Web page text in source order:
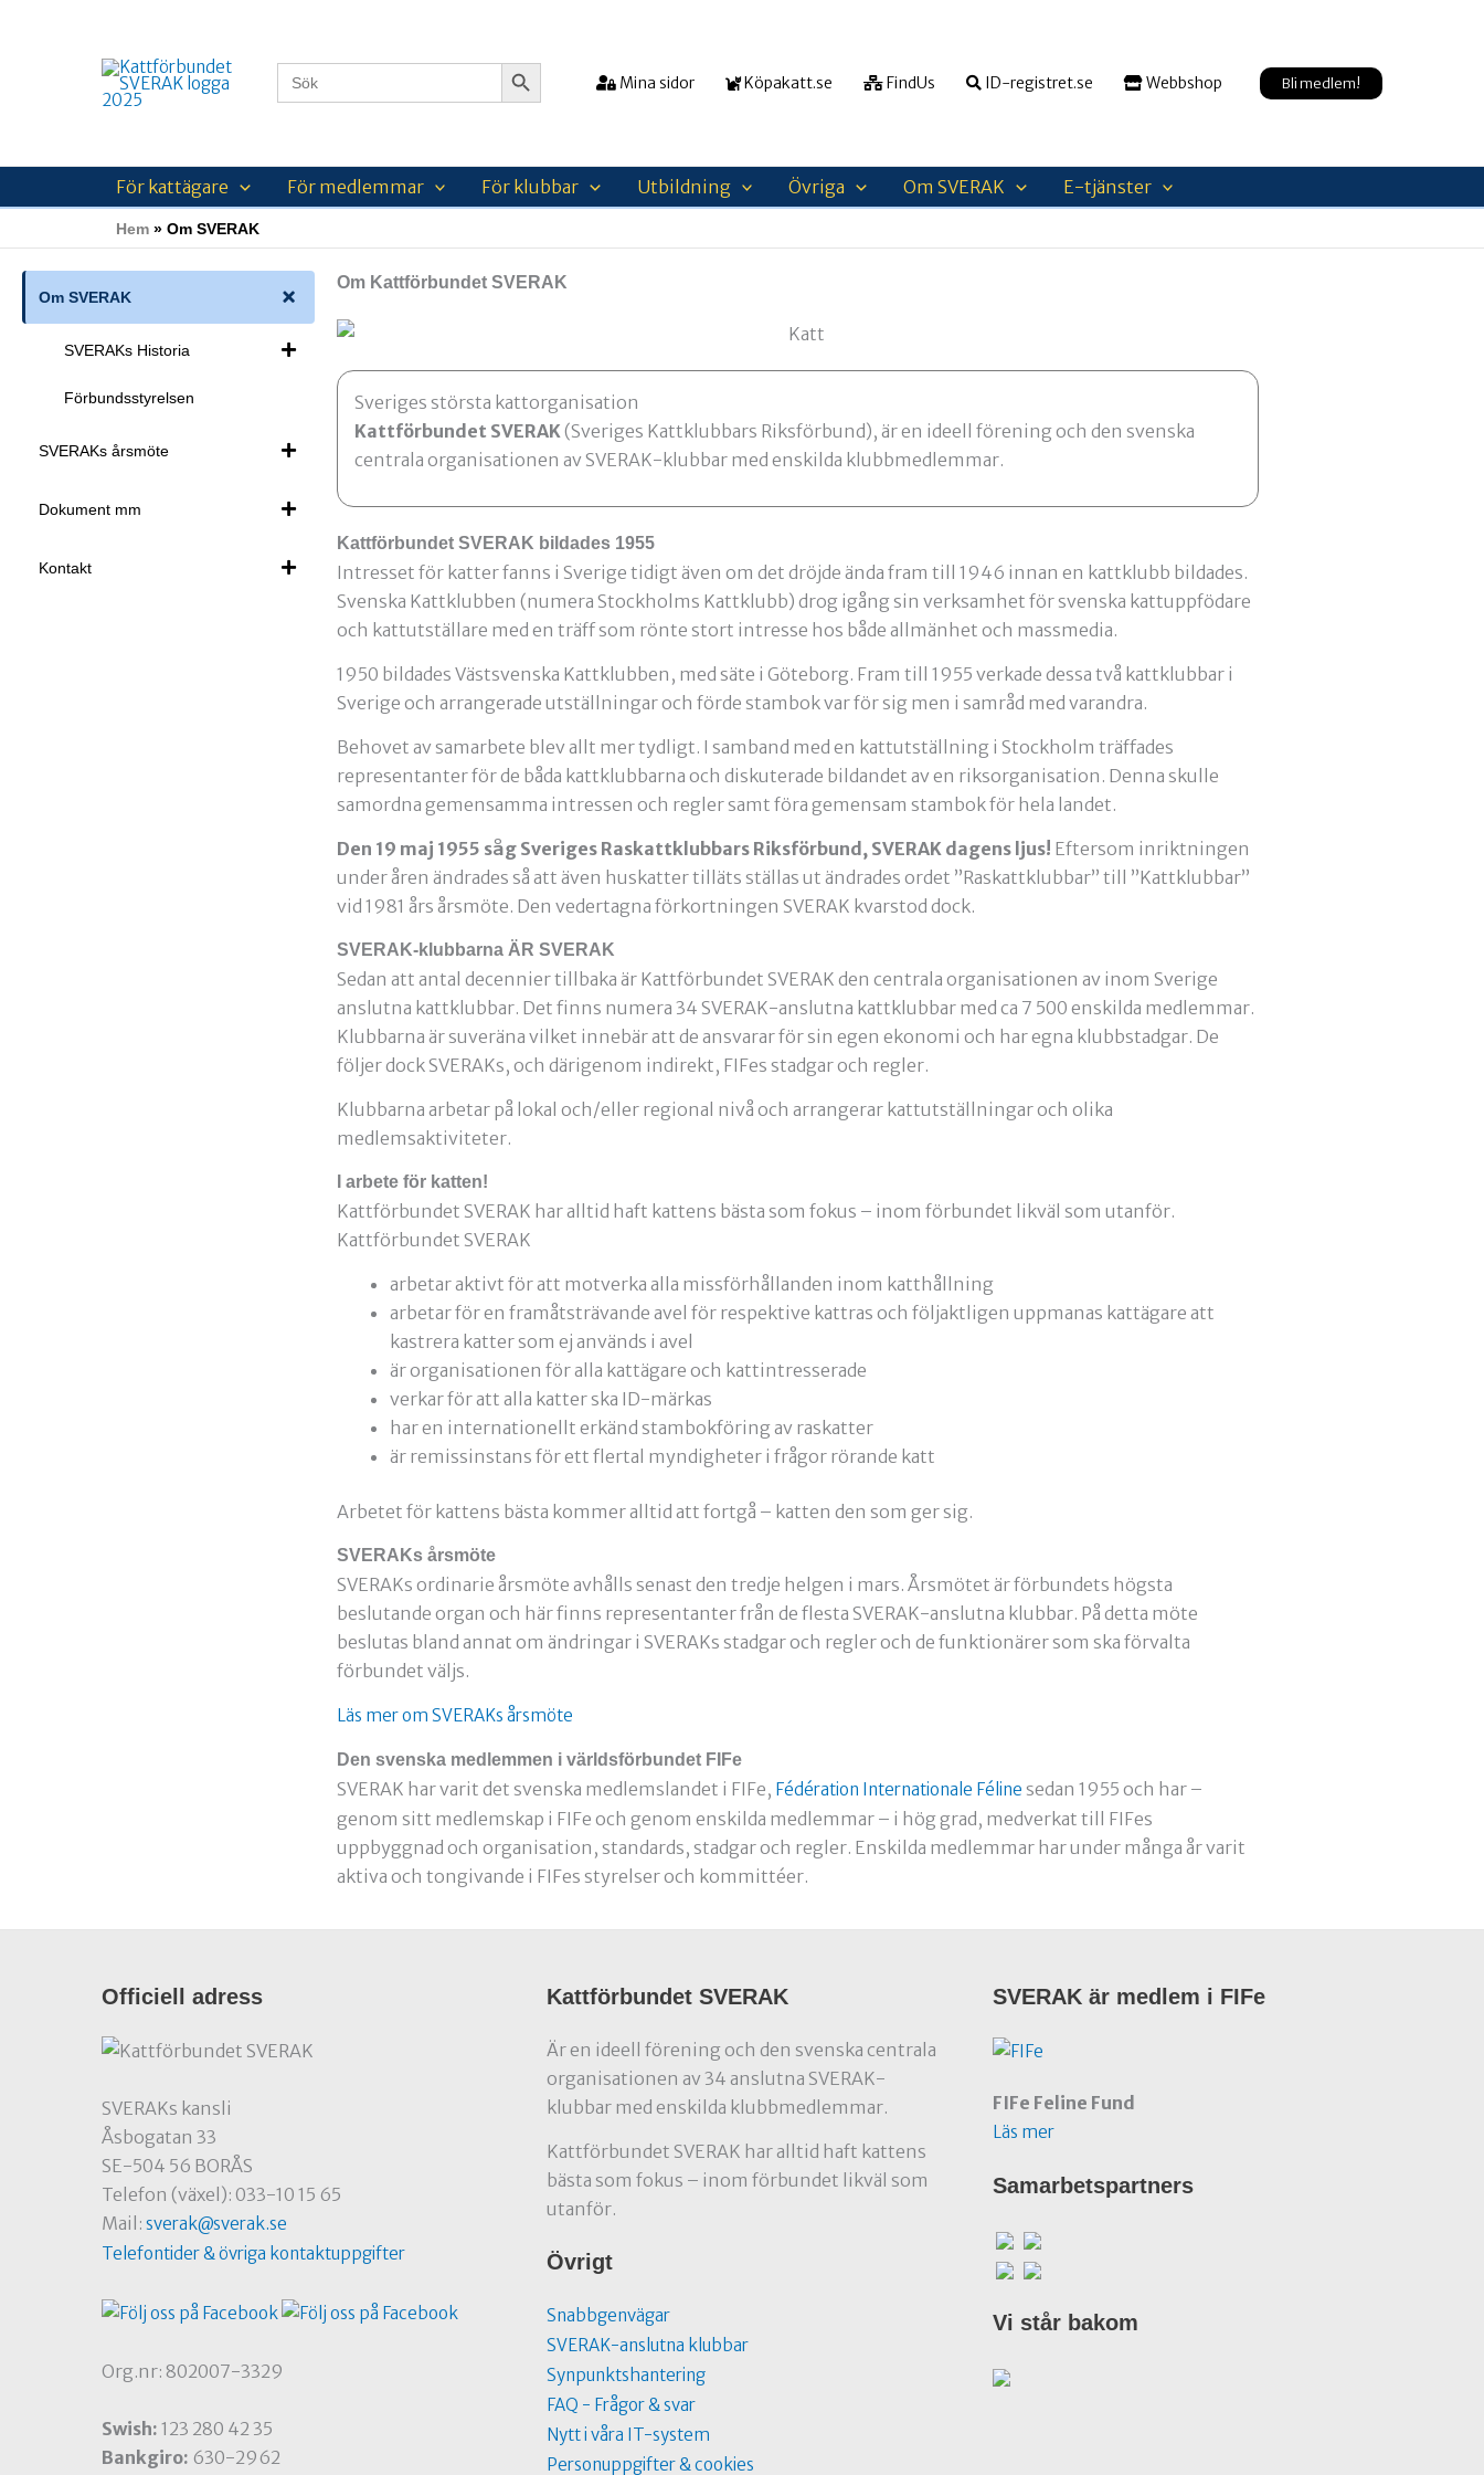
Sök
efter:
Sökknapp
Mina sidor
Köpakatt.se FindUs ID-registret.se Webbshop Bli medlem!
För kattägare För medlemmar För klubbar Utbildning Övriga Om SVERAK E-tjänster
Hem Om SVERAK
Om SVERAK
SVERAKs Historia
Förbundsstyrelsen
SVERAKs årsmöte
Dokument mm
Kontakt
Om Kattförbundet SVERAK
Sveriges största kattorganisation
Kattförbundet SVERAK (Sveriges Kattklubbars Riksförbund), är en ideell förening och den svenska
centrala organisationen av SVERAK-klubbar med enskilda klubbmedlemmar.
Kattförbundet SVERAK bildades 1955
Intresset för katter fanns i Sverige tidigt även om det dröjde ända fram till 1946 innan en kattklubb bildades.
Svenska Kattklubben (numera Stockholms Kattklubb) drog igång sin verksamhet för svenska kattuppfödare
och kattutställare med en träff som rönte stort intresse hos både allmänhet och massmedia.
1950 bildades Västsvenska Kattklubben, med säte i Göteborg. Fram till 1955 verkade dessa två kattklubbar i
Sverige och arrangerade utställningar och förde stambok var för sig men i samråd med varandra.
Behovet av samarbete blev allt mer tydligt. I samband med en kattutställning i Stockholm träffades
representanter för de båda kattklubbarna och diskuterade bildandet av en riksorganisation. Denna skulle
samordna gemensamma intressen och regler samt föra gemensam stambok för hela landet.
Den 19 maj 1955 såg Sveriges Raskattklubbars Riksförbund, SVERAK dagens ljus! Eftersom inriktningen
under åren ändrades så att även huskatter tilläts ställas ut ändrades ordet ”Raskattklubbar” till ”Kattklubbar”
vid 1981 års årsmöte. Den vedertagna förkortningen SVERAK kvarstod dock.
SVERAK-klubbarna ÄR SVERAK
Sedan att antal decennier tillbaka är Kattförbundet SVERAK den centrala organisationen av inom Sverige
anslutna kattklubbar. Det finns numera 34 SVERAK-anslutna kattklubbar med ca 7 500 enskilda medlemmar.
Klubbarna är suveräna vilket innebär att de ansvarar för sin egen ekonomi och har egna klubbstadgar. De
följer dock SVERAKs, och därigenom indirekt, FIFes stadgar och regler.
Klubbarna arbetar på lokal och/eller regional nivå och arrangerar kattutställningar och olika
medlemsaktiviteter.
I arbete för katten!
Kattförbundet SVERAK har alltid haft kattens bästa som fokus – inom förbundet likväl som utanför.
Kattförbundet SVERAK
arbetar aktivt för att motverka alla missförhållanden inom katthållning
arbetar för en framåtsträvande avel för respektive kattras och följaktligen uppmanas kattägare att
kastrera katter som ej används i avel
är organisationen för alla kattägare och kattintresserade
verkar för att alla katter ska ID-märkas
har en internationellt erkänd stambokföring av raskatter
är remissinstans för ett flertal myndigheter i frågor rörande katt
Arbetet för kattens bästa kommer alltid att fortgå – katten den som ger sig.
SVERAKs årsmöte
SVERAKs ordinarie årsmöte avhålls senast den tredje helgen i mars. Årsmötet är förbundets högsta
beslutande organ och här finns representanter från de flesta SVERAK-anslutna klubbar. På detta möte
beslutas bland annat om ändringar i SVERAKs stadgar och regler och de funktionärer som ska förvalta
förbundet väljs.
Läs mer om SVERAKs årsmöte
Den svenska medlemmen i världsförbundet FIFe
SVERAK har varit det svenska medlemslandet i FIFe, Fédération Internationale Féline sedan 1955 och har –
genom sitt medlemskap i FIFe och genom enskilda medlemmar – i hög grad, medverkat till FIFes
uppbyggnad och organisation, standards, stadgar och regler. Enskilda medlemmar har under många år varit
aktiva och tongivande i FIFes styrelser och kommittéer.
Officiell adress
SVERAKs kansli
Åsbogatan 33
SE-504 56 BORÅS
Telefon (växel): 033-10 15 65
Mail: sverak@sverak.se
Telefontider & övriga kontaktuppgifter
Org.nr: 802007-3329
Swish: 123 280 42 35
Bankgiro: 630-2962
Kattförbundet SVERAK
Är en ideell förening och den svenska centrala
organisationen av 34 anslutna SVERAK-
klubbar med enskilda klubbmedlemmar.
Kattförbundet SVERAK har alltid haft kattens
bästa som fokus – inom förbundet likväl som
utanför.
Övrigt
Snabbgenvägar
SVERAK-anslutna klubbar
Synpunktshantering
FAQ - Frågor & svar
Nytt i våra IT-system
Personuppgifter & cookies
SVERAK är medlem i FIFe
FIFe Feline Fund
Läs mer
Samarbetspartners
Vi står bakom